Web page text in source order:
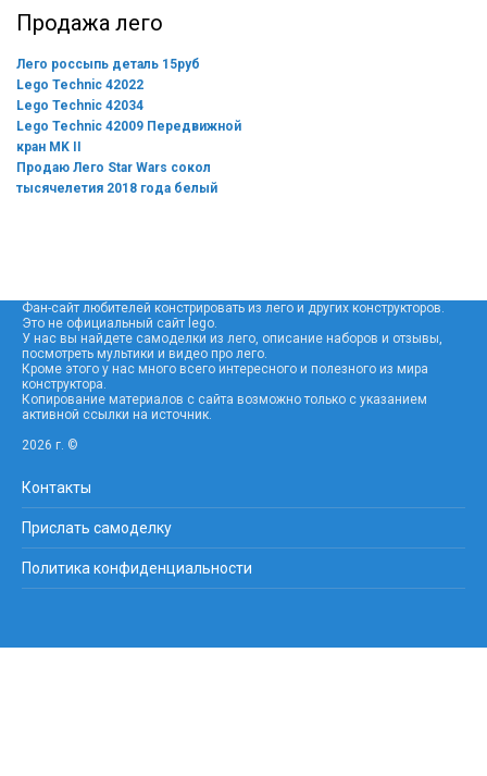
Продажа лего
Лего россыпь деталь 15руб
Lego Technic 42022
Lego Technic 42034
Lego Technic 42009 Передвижной
кран MK II
Продаю Лего Star Wars сокол
тысячелетия 2018 года белый
Фан-сайт любителей констрировать из лего и других конструкторов.
Это не официальный сайт lego.
У нас вы найдете самоделки из лего, описание наборов и отзывы,
посмотреть мультики и видео про лего.
Кроме этого у нас много всего интересного и полезного из мира
конструктора.
Копирование материалов с сайта возможно только с указанием
активной ссылки на источник.
2026 г. ©
Контакты
Прислать самоделку
Политика конфиденциальности